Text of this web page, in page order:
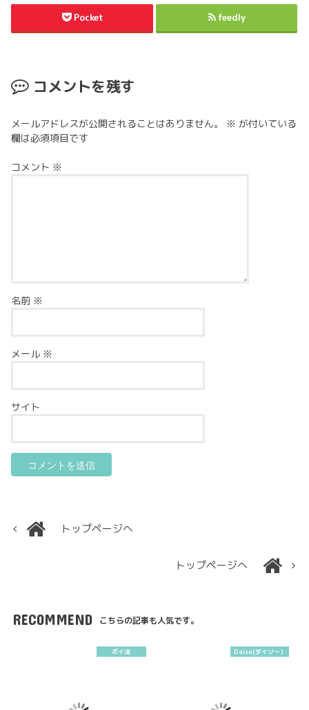
Pocket feedly
コメントを残す
メールアドレスが公開されることはありません。 ※ が付いている
欄は必須項目です
コメント ※
名前 ※
メール ※
サイト
トップページへ
トップページへ
RECOMMEND こちらの記事も人気です。
ポイ活 Daiso(ダイソー）